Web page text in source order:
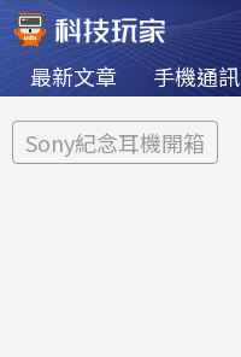
最新文章 手機通訊
Sony紀念耳機開箱